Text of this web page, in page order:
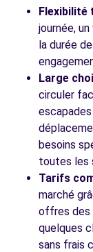
Voir l'agence
Flexibilité
journée,
la durée
Large
circuler
besoins
toutes les
Tarifs
marché
offres des
quelques
sans frais